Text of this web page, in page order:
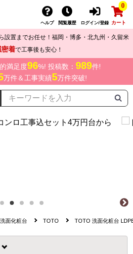
ヘルプ 閲覧履歴 ログイン/登録
0
カート
設置までお任せ！福岡・博多・北九州・久留米
密着で工事後も安心！
満足度96%! 投稿数： 989件!
万件＆工事実績5万件突破!
洗面化粧台 TOTO TOTO 洗面化粧台